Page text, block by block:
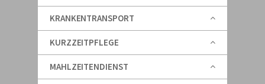
KRANKENTRANSPORT
KURZZEITPFLEGE
MAHLZEITENDIENST